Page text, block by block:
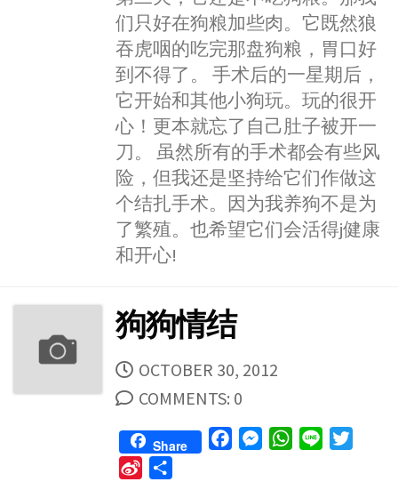
们只好在狗粮加些肉。它既然狼
吞虎咽的吃完那盘狗粮，胃口好
到不得了。 手术后的一星期后，
它开始和其他小狗玩。玩的很开
心！更本就忘了自己肚子被开一
刀。 虽然所有的手术都会有些风
险，但我还是坚持给它们作做这
个结扎手术。因为我养狗不是为
了繁殖。也希望它们会活得j健康
和开心!
狗狗情结
PUBLISHED
DATE
OCTOBER 30, 2012
COMMENTS: 0
Share
W